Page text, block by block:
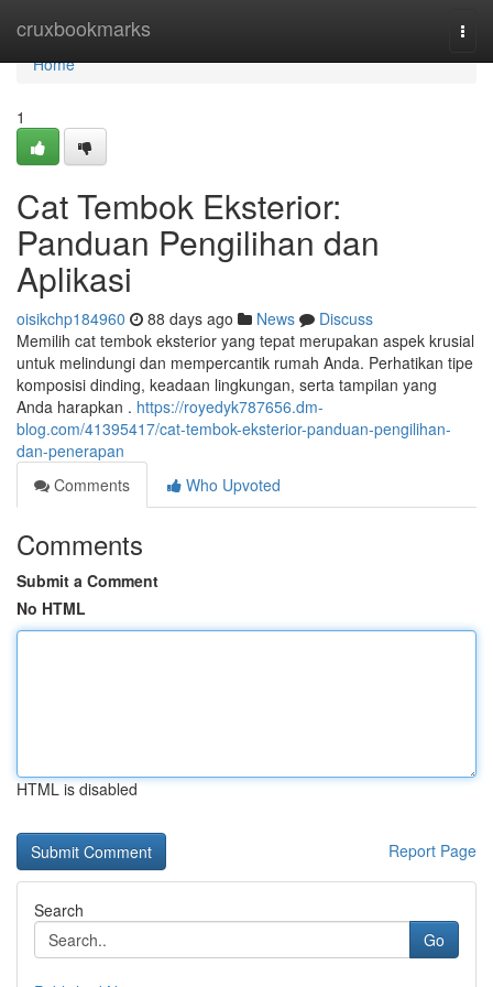
cruxbookmarks
Home
Home
1
Cat Tembok Eksterior:
Panduan Pengilihan dan
Aplikasi
oisikchp184960 88 days ago News
Discuss
Memilih cat tembok eksterior yang tepat merupakan aspek krusial
untuk melindungi dan mempercantik rumah Anda. Perhatikan tipe
komposisi dinding, keadaan lingkungan, serta tampilan yang
Anda harapkan . https://royedyk787656.dm-
blog.com/41395417/cat-tembok-eksterior-panduan-pengilihan-
dan-penerapan
Comments
Who Upvoted
Comments
Submit a Comment
No HTML
HTML is disabled
Report Page
Search
Go